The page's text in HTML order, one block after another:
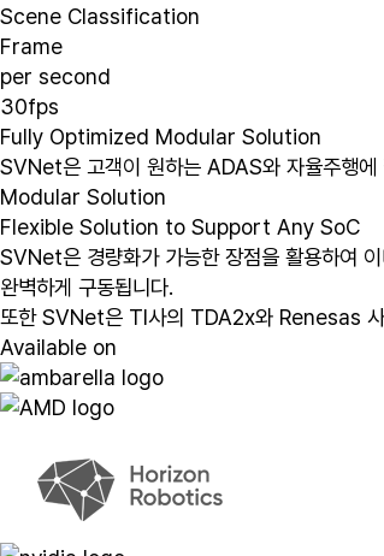
Scene Classification
Frame
per second
30fps
Fully Optimized Modular Solution
SVNet은 고객이 원하는 ADAS와 자율주행에
Modular Solution
Flexible Solution to Support Any SoC
SVNet은 경량화가 가능한 장점을 활용하여
완벽하게 구동됩니다.
또한 SVNet은 TI사의 TDA2x와 Renesas
Available on